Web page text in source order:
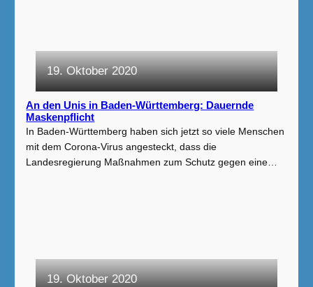
19. Oktober 2020
An den Unis in Baden-Württemberg: Dauernde
Maskenpflicht
In Baden-Württemberg haben sich jetzt so viele Menschen
mit dem Corona-Virus angesteckt, dass die
Landesregierung Maßnahmen zum Schutz gegen eine…
19. Oktober 2020